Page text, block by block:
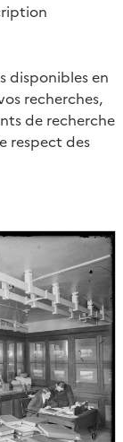
disponibles en
recherches,
de recherche
respect des